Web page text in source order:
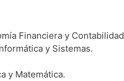
Financiera y Contabilidad
y Sistemas.
y Matemática.